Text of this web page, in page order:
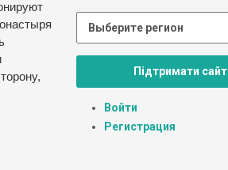
Підтримати сайт
Войти
Регистрация